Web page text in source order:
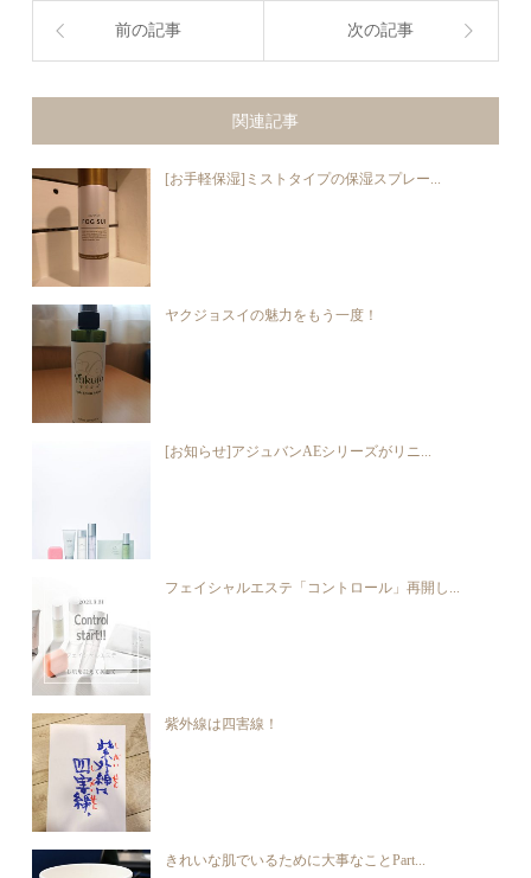
前の記事 次の記事
関連記事
[お手軽保湿]ミストタイプの保湿スプレー...
ヤクジョスイの魅力をもう一度！
[お知らせ]アジュバンAEシリーズがリニ...
フェイシャルエステ「コントロール」再開し...
紫外線は四害線！
きれいな肌でいるために大事なことPart...